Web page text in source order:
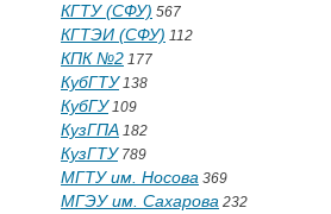
КГТУ (СФУ) 567
КГТЭИ (СФУ) 112
КПК №2 177
КубГТУ138
КубГУ109
КузГПА 182
КузГТУ789
МГТУ им. Носова 369
МГЭУ им. Сахарова 232